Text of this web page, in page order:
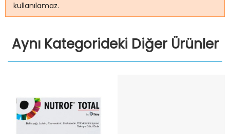
kullanılamaz.
Aynı Kategorideki Diğer Ürünler